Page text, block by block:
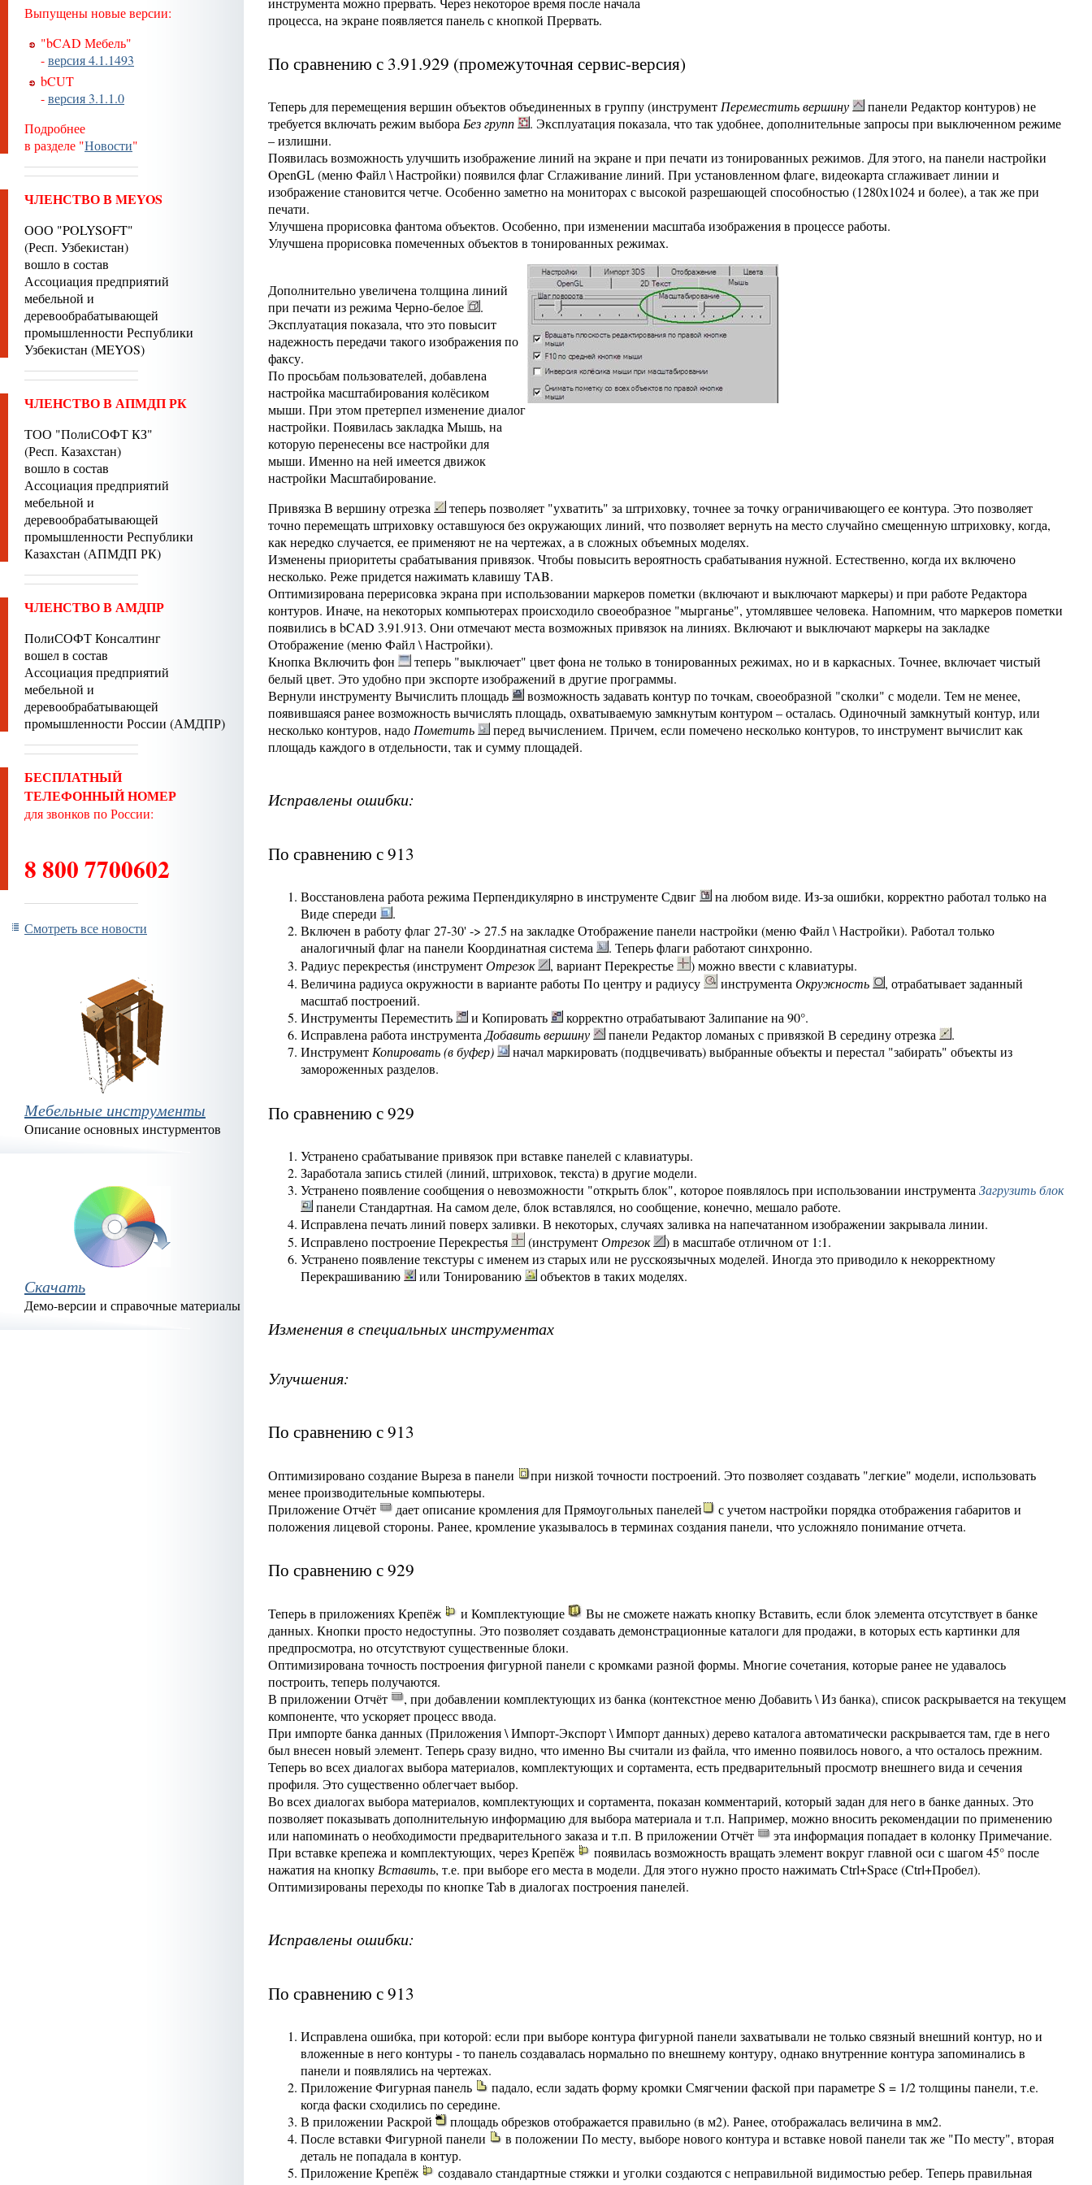
Выпущены новые версии:
"bCAD Мебель"
-версия 4.1.1493
bCUT
-версия 3.1.1.0
Подробнее
в разделе "Новости"
ЧЛЕНСТВО В MEYOS
ООО "POLYSOFT"
(Респ. Узбекистан)
вошло в состав
Ассоциация предприятий
мебельной и
деревообрабатывающей
промышленности Республики
Узбекистан (MEYOS)
ЧЛЕНСТВО В АПМДП РК
ТОО "ПолиСОФТ КЗ"
(Респ. Казахстан)
вошло в состав
Ассоциация предприятий
мебельной и
деревообрабатывающей
промышленности Республики
Казахстан (АПМДП РК)
ЧЛЕНСТВО В АМДПР
ПолиСОФТ Консалтинг
вошел в состав
Ассоциация предприятий
мебельной и
деревообрабатывающей
промышленности России (АМДПР)
БЕСПЛАТНЫЙ
ТЕЛЕФОННЫЙ НОМЕР
для звонков по России:
8 800 7700602
Смотреть все новости
Мебельные инструменты
Описание основных инстурментов
Скачать
Демо-версии и справочные материалы
процесса, на экране появляется панель с кнопкой Прервать.
По сравнению с 3.91.929 (промежуточная сервис-версия)
Теперь для перемещения вершин объектов объединенных в группу (инструментПереместить вершину
панели Редактор контуров) не
требуется включать режим выбораБез групп
. Эксплуатация показала, что так удобнее, дополнительные запросы при выключенном режиме
– излишни.
Появилась возможность улучшить изображение линий на экране и при печати из тонированных режимов. Для этого, на панели настройки
OpenGL (меню Файл \ Настройки) появился флаг Сглаживание линий. При установленном флаге, видеокарта сглаживает линии и
изображение становится четче. Особенно заметно на мониторах с высокой разрешающей способностью (1280x1024 и более), а так же при
печати.
Улучшена прорисовка фантома объектов. Особенно, при изменении масштаба изображения в процессе работы.
Улучшена прорисовка помеченных объектов в тонированных режимах.
Дополнительно увеличена толщина линий
при печати из режима Черно-белое
.
Эксплуатация показала, что это повысит
надежность передачи такого изображения по
факсу.
По просьбам пользователей, добавлена
настройка масштабирования колёсиком
мыши. При этом претерпел изменение диалог
настройки. Появилась закладка Мышь, на
которую перенесены все настройки для
мыши. Именно на ней имеется движок
настройки Масштабирование.
Привязка В вершину отрезка
теперь позволяет "ухватить" за штриховку, точнее за точку ограничивающего ее контура. Это позволяет
точно перемещать штриховку оставшуюся без окружающих линий, что позволяет вернуть на место случайно смещенную штриховку, когда,
как нередко случается, ее применяют не на чертежах, а в сложных объемных моделях.
Изменены приоритеты срабатывания привязок. Чтобы повысить вероятность срабатывания нужной. Естественно, когда их включено
несколько. Реже придется нажимать клавишу TAB.
Оптимизирована перерисовка экрана при использовании маркеров пометки (включают и выключают маркеры) и при работе Редактора
контуров. Иначе, на некоторых компьютерах происходило своеобразное "мырганье", утомлявшее человека. Напомним, что маркеров пометки
появились в bCAD 3.91.913. Они отмечают места возможных привязок на линиях. Включают и выключают маркеры на закладке
Отображение (меню Файл \ Настройки).
Кнопка Включить фон
теперь "выключает" цвет фона не только в тонированных режимах, но и в каркасных. Точнее, включает чистый
белый цвет. Это удобно при экспорте изображений в другие программы.
Вернули инструменту Вычислить площадь
возможность задавать контур по точкам, своеобразной "сколки" с модели. Тем не менее,
появившаяся ранее возможность вычислять площадь, охватываемую замкнутым контуром – осталась. Одиночный замкнутый контур, или
несколько контуров, надоПометить
перед вычислением. Причем, если помечено несколько контуров, то инструмент вычислит как
площадь каждого в отдельности, так и сумму площадей.
Исправлены ошибки:
По сравнению с 913
Восстановлена работа режима Перпендикулярно в инструменте Сдвиг
на любом виде. Из-за ошибки, корректно работал только на
Виде спереди
.
Включен в работу флаг 27-30' -> 27.5 на закладке Отображение панели настройки (меню Файл \ Настройки). Работал только
аналогичный флаг на панели Координатная система
. Теперь флаги работают синхронно.
Радиус перекрестья (инструментОтрезок , вариант Перекрестье
) можно ввести с клавиатуры.
Величина радиуса окружности в варианте работы По центру и радиусу
инструмента Окружность
, отрабатывает заданный
масштаб построений.
Инструменты Переместить
и Копировать
корректно отрабатывают Залипание на 90°.
Исправлена работа инструмента Добавить вершину панели Редактор ломаных с привязкой В середину отрезка
.
Инструмент Копировать (в буфер)
начал маркировать (подцвечивать) выбранные объекты и перестал "забирать" объекты из
замороженных разделов.
По сравнению с 929
Устранено срабатывание привязок при вставке панелей с клавиатуры.
Заработала запись стилей (линий, штриховок, текста) в другие модели.
Устранено появление сообщения о невозможности "открыть блок", которое появлялось при использовании инструмента Загрузить блок
панели Стандартная. На самом деле, блок вставлялся, но сообщение, конечно, мешало работе.
Исправлена печать линий поверх заливки. В некоторых, случаях заливка на напечатанном изображении закрывала линии.
Исправлено построение Перекрестья
(инструментОтрезок
) в масштабе отличном от 1:1.
Устранено появление текстуры с именемиз старых или не русскоязычных моделей. Иногда это приводило к некорректному
Перекрашиванию
или Тонированию объектов в таких моделях.
Изменения в специальных инструментах
Улучшения:
По сравнению с 913
Оптимизировано создание Выреза в панели
при низкой точности построений. Это позволяет создавать "легкие" модели, использовать
менее производительные компьютеры.
Приложение Отчёт
дает описание кромления для Прямоуголь­ных панелей
с учетом настройки порядка отображения габаритов и
положения лицевой стороны. Ранее, кромление указывалось в терминах создания панели, что усложняло понимание отчета.
По сравнению с 929
Теперь в приложениях Крепёж и Комплекту­ющие
Вы не сможете нажать кнопку Вставить, если блок элемента отсутствует в банке
данных. Кнопки просто недоступны. Это позволяет создавать демонстрационные каталоги для продажи, в которых есть картинки для
предпросмотра, но отсутствуют существенные блоки.
Оптимизирована точность построения фигурной панели с кромками разной формы. Многие сочетания, которые ранее не удавалось
построить, теперь получаются.
В приложении Отчёт
, при добавлении комплектующих из банка (контекстное меню Добавить \ Из банка), список раскрывается на текущем
компоненте, что ускоряет процесс ввода.
При импорте банка данных (Приложения \ Импорт-Экспорт \ Импорт данных) дерево каталога автоматически раскрывается там, где в него
был внесен новый элемент. Теперь сразу видно, что именно Вы считали из файла, что именно появилось нового, а что осталось прежним.
Теперь во всех диалогах выбора материалов, комплектующих и сортамента, есть предварительный просмотр внешнего вида и сечения
профиля. Это существенно облегчает выбор.
Во всех диалогах выбора материалов, комплектующих и сортамента, показан комментарий, который задан для него в банке данных. Это
позволяет показывать дополнительную информацию для выбора материала и т.п. Например, можно вносить рекомендации по применению
или напоминать о необходимости предварительного заказа и т.п. В приложении Отчёт
эта информация попадает в колонку Примечание.
При вставке крепежа и комплектующих, через Крепёж
появилась возможность вращать элемент вокруг главной оси с шагом 45° после
нажатия на кнопкуВставить, т.е. при выборе его места в модели. Для этого нужно просто нажимать Ctrl+Space (Ctrl+Пробел).
Оптимизированы переходы по кнопке Tab в диалогах построения панелей.
Исправлены ошибки:
По сравнению с 913
Исправлена ошибка, при которой: если при выборе контура фигурной панели захватывали не только связный внешний контур, но и
вложенные в него контуры - то панель создавалась нормально по внешнему контуру, однако внутренние контура запоминались в
панели и появлялись на чертежах.
Приложение Фигурная панель
падало, если задать форму кромки Смягчении фаской при параметре S = 1/2 толщины панели, т.е.
когда фаски сходились по середине.
В приложении Раскрой
площадь обрезков отображается правильно (в м2). Ранее, отображалась величина в мм2.
После вставки Фигурной панели
в положении По месту, выборе нового контура и вставке новой панели так же "По месту", вторая
деталь не попадала в контур.
Приложение Крепёж
создавало стандартные стяжки и уголки создаются с неправильной видимостью ребер. Теперь правильная